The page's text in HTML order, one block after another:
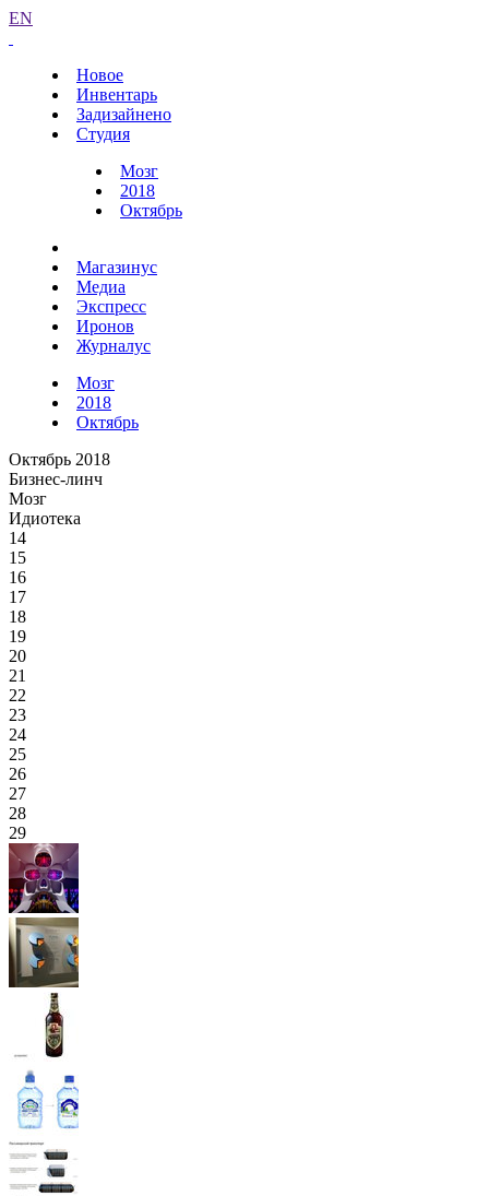
EN
Новое
Инвентарь
Задизайнено
Студия
Мозг
2018
Октябрь
Магазинус
Медиа
Экспресс
Иронов
Журналус
Мозг
2018
Октябрь
Октябрь 2018
Бизнес-линч
Мозг
Идиотека
14
15
16
17
18
19
20
21
22
23
24
25
26
27
28
29